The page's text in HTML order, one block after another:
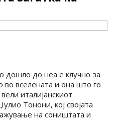
дошло до неа е клучно за
вселената и она што го
италијанскиот
Тонони, кој својата
на соништата и